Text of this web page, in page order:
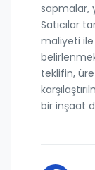
sapmalar,
Satıcılar
maliyeti ile
teklifin,
bir inşaat